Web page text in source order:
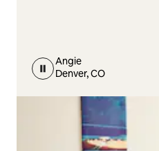
Angie
Denver, CO